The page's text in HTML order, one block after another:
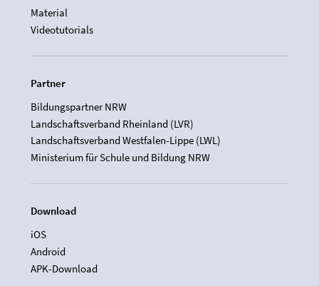
Material
Videotutorials
Partner
Bildungspartner NRW
Landschaftsverband Rheinland (LVR)
Landschaftsverband Westfalen-Lippe (LWL)
Ministerium für Schule und Bildung NRW
Download
iOS
Android
APK-Download